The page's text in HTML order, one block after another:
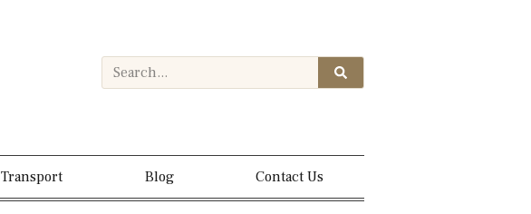
Transport Blog Contact Us